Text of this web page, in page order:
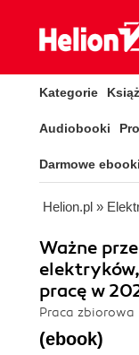
Kategorie
Audiobooki
Darmowe ebooki
Helion.pl »
Ważne
pracę w
Praca zbiorowa
(ebook)